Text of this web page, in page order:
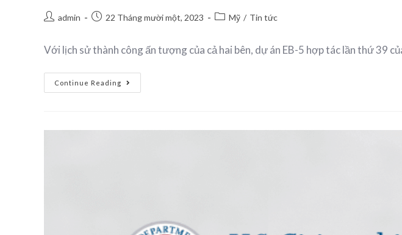
admin 22 Tháng mười một, 2023 Mỹ / Tin tức
Với lịch sử thành công ấn tượng của cả hai bên, dự án EB-5 hợp tác lần thứ 39
Continue Reading